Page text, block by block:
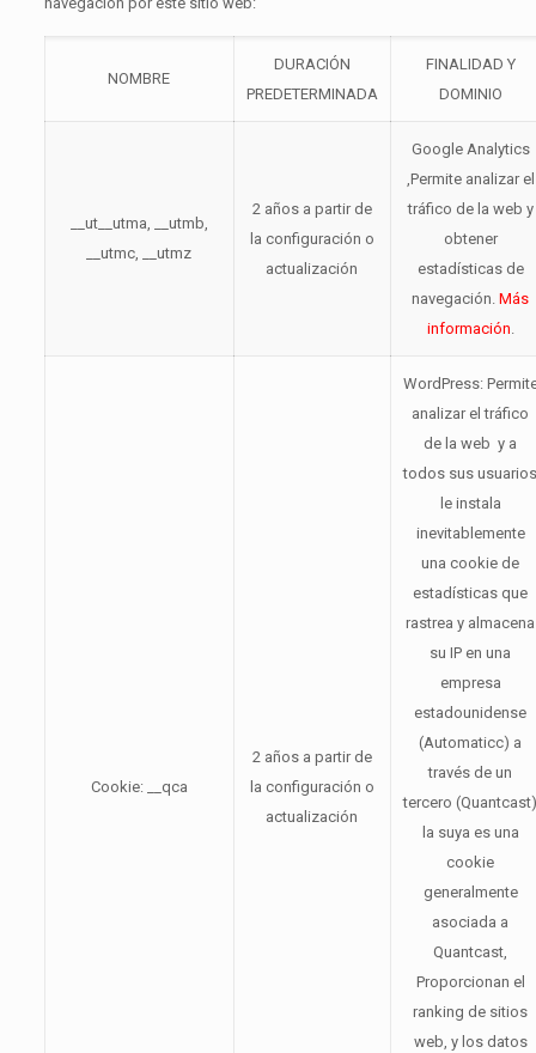
NOMBRE
DURACIÓN
PREDETERMINADA
FINALIDAD Y
DOMINIO
__ut__utma, __utmb,
__utmc, __utmz
2 años a partir de
la configuración o
actualización
Google Analytics
,Permite analizar el
tráfico de la web y
obtener
estadísticas de
navegación.Más
información.
Cookie: __qca
2 años a partir de
la configuración o
actualización
WordPress:
analizar el tráfico
de la web y a
todos sus
le instala
inevitablemente
una cookie de
estadísticas que
rastrea y almacena
su IP en una
empresa
estadounidense
(Automaticc) a
través de un
tercero
la suya es una
cookie
generalmente
asociada a
Quantcast,
Proporcionan el
ranking de sitios
web, y los datos